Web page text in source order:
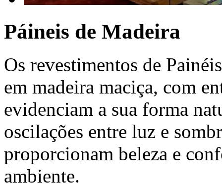
Páineis de Madeira
Os revestimentos de
em madeira maciça, com
evidenciam a sua forma
oscilações entre luz e
proporcionam beleza e
ambiente.